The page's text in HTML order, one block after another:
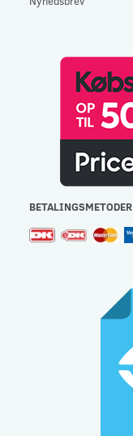
BETALINGSMETODER